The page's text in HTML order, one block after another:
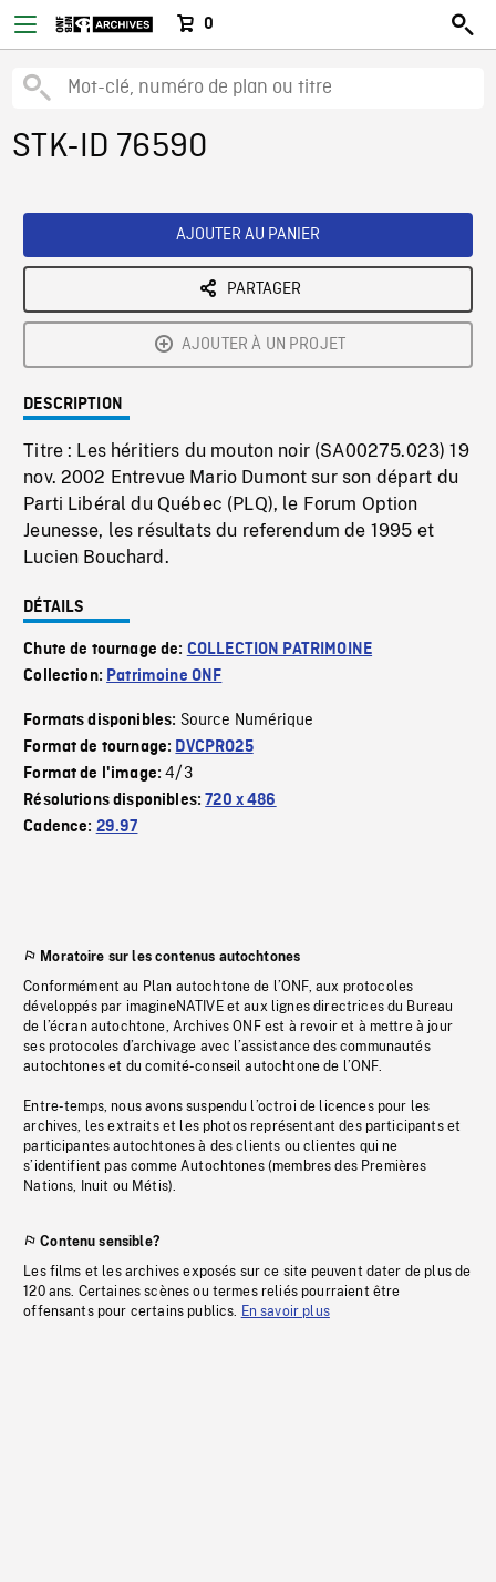
0
STK-ID 76590
AJOUTER AU PANIER
PARTAGER
AJOUTER À UN PROJET
DESCRIPTION
Titre : Les héritiers du mouton noir (SA00275.023) 19
nov. 2002 Entrevue Mario Dumont sur son départ du
Parti Libéral du Québec (PLQ), le Forum Option
Jeunesse, les résultats du referendum de 1995 et
Lucien Bouchard.
DÉTAILS
Chute de tournage de: COLLECTION PATRIMOINE
Collection: Patrimoine ONF
Formats disponibles: Source Numérique
Format de tournage: DVCPRO25
Format de l'image:4/3
Résolutions disponibles:720 x 486
Cadence: 29.97
Moratoire sur les contenus autochtones
Conformément au Plan autochtone de l’ONF, aux protocoles
développés par imagineNATIVE et aux lignes directrices du Bureau
de l’écran autochtone, Archives ONF est à revoir et à mettre à jour
ses protocoles d’archivage avec l’assistance des communautés
autochtones et du comité-conseil autochtone de l’ONF.
Entre-temps, nous avons suspendu l’octroi de licences pour les
archives, les extraits et les photos représentant des participants et
participantes autochtones à des clients ou clientes qui ne
s’identifient pas comme Autochtones (membres des Premières
Nations, Inuit ou Métis).
Contenu sensible?
Les films et les archives exposés sur ce site peuvent dater de plus de
120 ans. Certaines scènes ou termes reliés pourraient être
offensants pour certains publics. En savoir plus